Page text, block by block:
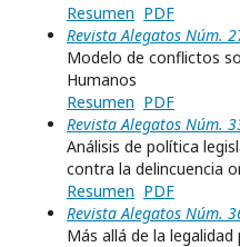
Resumen PDF
Revista Alegatos Núm.
Modelo de conflictos
Humanos
Resumen PDF
Revista Alegatos Núm.
Análisis de política
contra la delincuencia
Resumen PDF
Revista Alegatos Núm.
Más allá de la